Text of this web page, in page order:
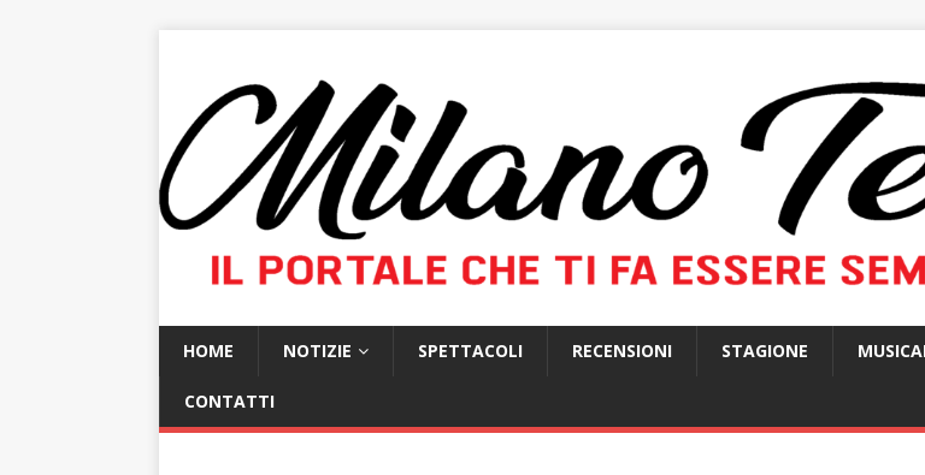
HOME NOTIZIE SPETTACOLI RECENSIONI STAGIONE
CONTATTI